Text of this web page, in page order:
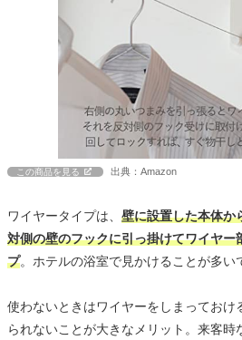
この商品を見る 出典：Amazon
ワイヤータイプは、 壁に設置した本体か
対側の壁のフックに引っ掛けてワイヤー
プ。ホテルの浴室で見かけることが多い
使わないときはワイヤーをしまっておけ
られないことが大きなメリット。来客